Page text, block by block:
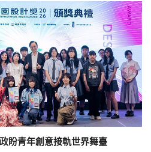
盼青年創意接軌世界舞臺